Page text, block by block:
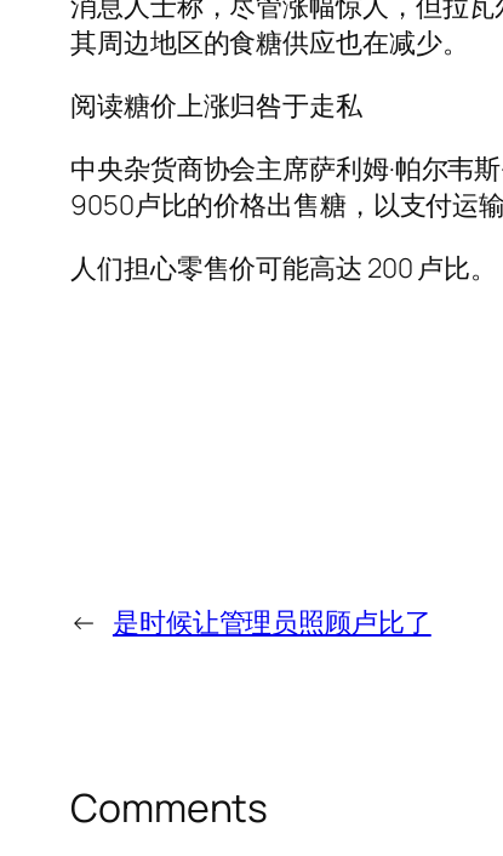
其周边地区的食糖供应也在减少。
阅读糖价上涨归咎于走私
中央杂货商协会主席萨利姆·帕尔韦
9050卢比的价格出售糖，以支付运输
人们担心零售价可能高达 200 卢比。
← 是时候让管理员照顾卢比了
Comments